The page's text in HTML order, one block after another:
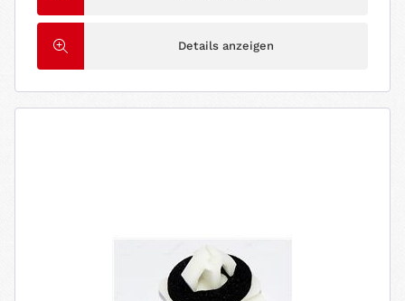
Details anzeigen